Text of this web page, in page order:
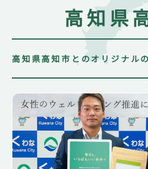
における啓発動画の企画・制
妊娠届を提出された方に、葉
と啓発冊子の提供＆プレママ
磐田市とベルタが主催となり
セプションケア」をテーマと
ミナー動画は
福利厚生サービ
カイブ配信中 ※限定公開）
磐田市職員への理解促進と啓
ンセプションケア講座を実施
生サービス「TUMUGU」に
公開）
磐田市におけるプレコンセプ
目的として、市民向けおよび
を制作
高知県
高知県高知市とのオリジナル
金申請者に、葉酸サプリメン
提供
妊娠届を提出された方に、
提供
食を起点としたプレコンセプ
ブックの企画・制作